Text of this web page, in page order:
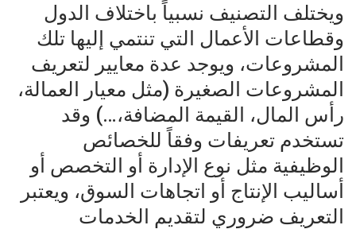
ويختلف التصنيف نسبياً باختلاف الدول
وقطاعات الأعمال التي تنتمي إليها تلك
المشروعات، ويوجد عدة معايير لتعريف
المشروعات الصغيرة (مثل معيار العمالة،
رأس المال، القيمة المضافة،…) وقد
تستخدم تعريفات وفقاً للخصائص
الوظيفية مثل نوع الإدارة أو التخصص أو
أساليب الإنتاج أو اتجاهات السوق، ويعتبر
التعريف ضروري لتقديم الخدمات